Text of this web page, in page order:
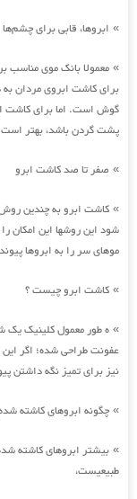
» ابروها، قابی برای چشم‌ها
» معمولا بانک موی مناسب
برای کاشت ابروی مردان
گوش است. اما برای کاشت
پشت گردن باشد، بهتر
» صفر تا صد کاشت ابرو
»
شود این روشها این امکان
موهای سر را به ابروها
» کاشت ابرو چیست ؟
» ه طور معمول کلینیک یک
عفونت طراحی شده؛ اگر این
نیز برای تمیز نگه داشتن
» چگونه ابروهای کاشته
»
طبیعیست،